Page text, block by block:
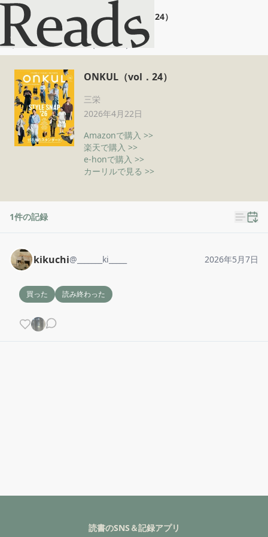
ONKUL（vol．24）
ホーム ONKUL（vol．24）
ONKUL（vol．24）
三栄
2026年4月22日
Amazonで購入 >>
楽天で購入 >>
e-honで購入 >>
カーリルで見る >>
1件の記録
kikuchi@ _______ki_____ 2026年5月7日
買った 読み終わった
読書のSNS＆記録アプリ